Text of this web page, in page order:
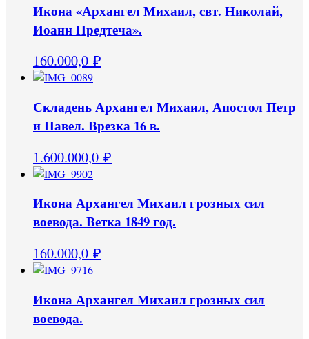
Икона «Архангел Михаил, свт. Николай,
Иоанн Предтеча».
160.000,0 ₽
Складень Архангел Михаил, Апостол Петр
и Павел. Врезка 16 в.
1.600.000,0 ₽
Икона Архангел Михаил грозных сил
воевода. Ветка 1849 год.
160.000,0 ₽
Икона Архангел Михаил грозных сил
воевода.